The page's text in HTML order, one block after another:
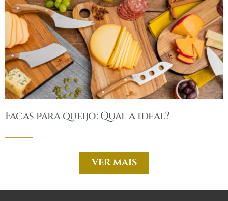
Facas para queijo: Qual a ideal?
VER MAIS